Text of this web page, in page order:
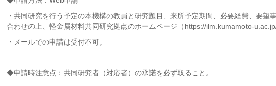
・共同研究を行う予定の本機構の教員と研究題目、来所予定期間、必要経費、要望
合わせの上、軽金属材料共同研究拠点のホームページ（https://ilm.kumamoto-
・メールでの申請は受付不可。
◆申請時注意点：共同研究者（対応者）の承諾を必ず取ること。